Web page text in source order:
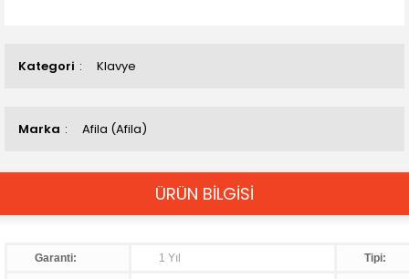
Kategori Klavye
Marka Afila (Afila)
ÜRÜN BİLGİSİ
Garanti: 1 Yıl Tipi: